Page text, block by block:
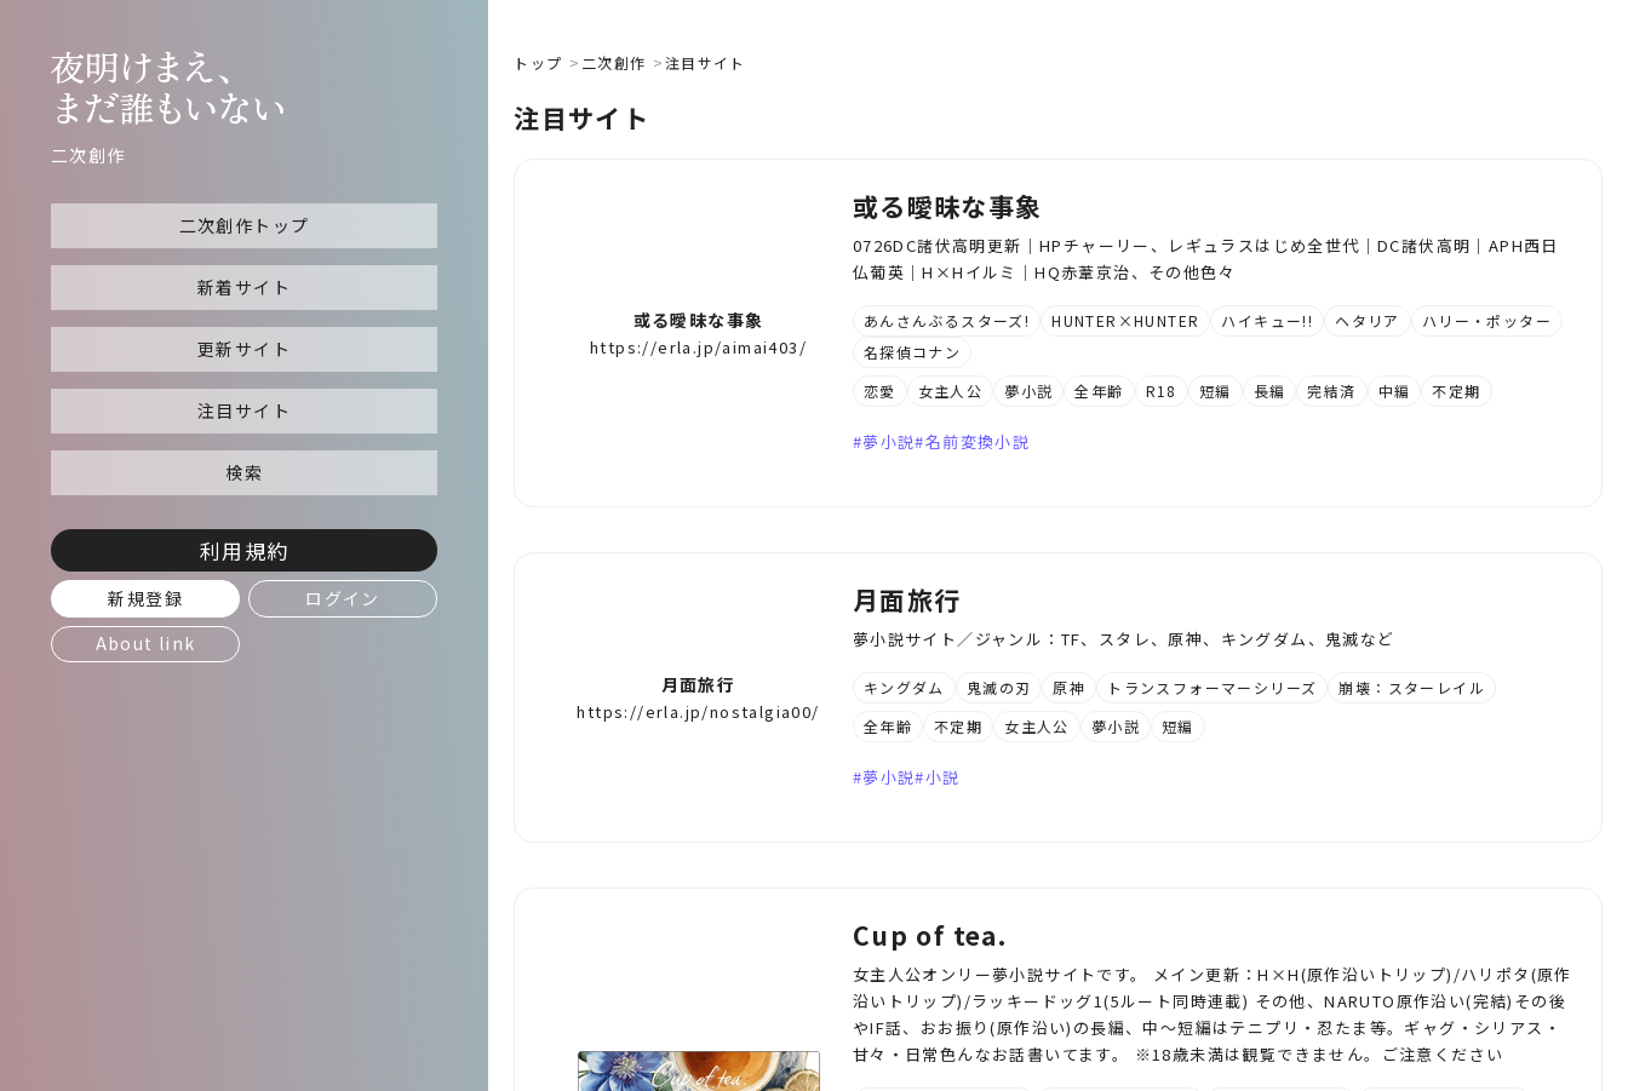
二次創作
二次創作トップ
新着サイト
更新サイト
注目サイト
検索
利用規約
新規登録
ログイン
About link
トップ 二次創作 注目サイト
注目サイト
或る曖昧な事象
https://erla.jp/aimai403/
或る曖昧な事象
0726DC諸伏高明更新｜HPチャーリー、レギュラスはじめ全世代｜DC諸伏高明｜APH西日
仏葡英｜H×Hイルミ｜HQ赤葦京治、その他色々
あんさんぶるスターズ! HUNTER×HUNTER ハイキュー!! ヘタリア
ハリー・ポッター
名探偵コナン
恋愛
女主人公 夢小説 全年齢 R18 短編 長編 完結済 中編 不定期
夢小説 名前変換小説
月面旅行
https://erla.jp/nostalgia00/
月面旅行
夢小説サイト／ジャンル：TF、スタレ、原神、キングダム、鬼滅など
キングダム 鬼滅の刃 原神 トランスフォーマーシリーズ
崩壊：スターレイル
全年齢
不定期 女主人公 夢小説 短編
夢小説 小説
Cup of tea.
女主人公オンリー夢小説サイトです。 メイン更新：H×H(原作沿いトリップ)/ハリポタ(原作
沿いトリップ)/ラッキードッグ1(5ルート同時連載) その他、NARUTO原作沿い(完結)その後
やIF話、おお振り(原作沿い)の長編、中～短編はテニプリ・忍たま等。ギャグ・シリアス・
甘々・日常色んなお話書いてます。 ※18歳未満は観覧できません。ご注意ください